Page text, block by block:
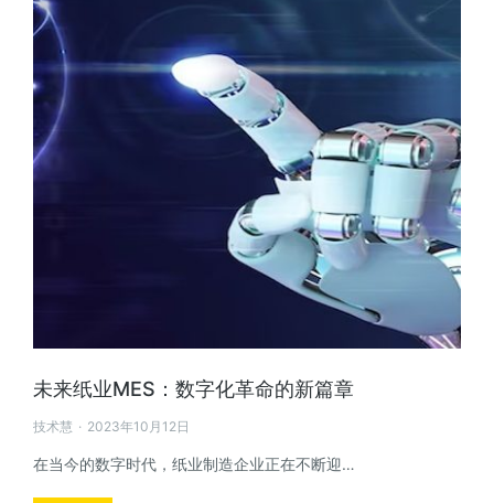
未来纸业MES：数字化革命的新篇章
技术慧 2023年10月12日
在当今的数字时代，纸业制造企业正在不断迎…